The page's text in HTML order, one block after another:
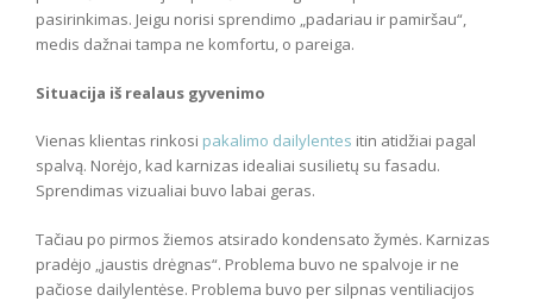
pasirinkimas. Jeigu norisi sprendimo „padariau ir pamiršau“,
medis dažnai tampa ne komfortu, o pareiga.
Situacija iš realaus gyvenimo
Vienas klientas rinkosi pakalimo dailylentes itin atidžiai pagal
spalvą. Norėjo, kad karnizas idealiai susilietų su fasadu.
Sprendimas vizualiai buvo labai geras.
Tačiau po pirmos žiemos atsirado kondensato žymės. Karnizas
pradėjo „jaustis drėgnas“. Problema buvo ne spalvoje ir ne
pačiose dailylentėse. Problema buvo per silpnas ventiliacijos